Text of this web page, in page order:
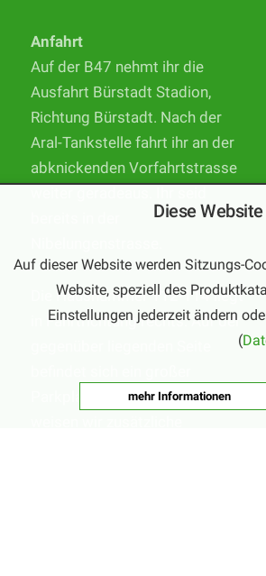
Anfahrt
Auf der B47 nehmt ihr die
Ausfahrt Bürstadt Stadion,
Richtung Bürstadt. Nach der
Aral-Tankstelle fahrt ihr an der
abknickenden Vorfahrtstrasse
Die Hausnummer 112-114 liegt
in Fahrtrichtung rechts. Auf der
Parkplatz. In der Hochsaison
Diese
Auf dieser Website werden Sitzungs-
Website, speziell des
Einstellungen jederzeit ändern
(
mehr Informationen